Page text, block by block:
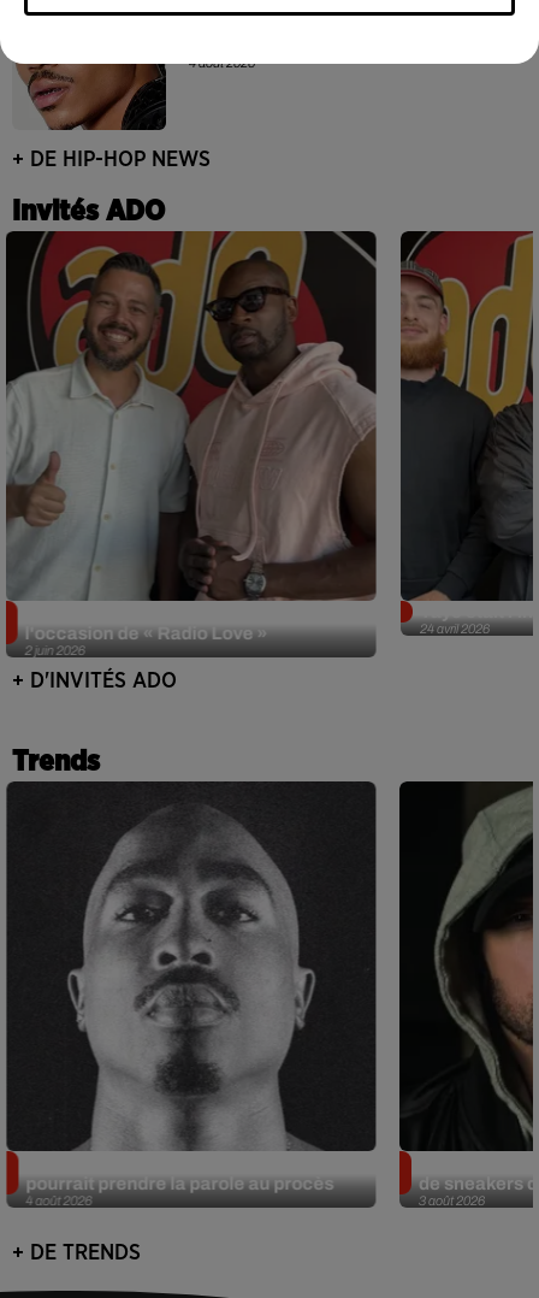
4 août 2026
+ DE HIP-HOP NEWS
Invités ADO
2 juin 2026
l'occasion de « Radio Love »
24 avril 2026
+ D'INVITÉS ADO
Trends
4 août 2026
pourrait prendre la parole au procès
3 août 2026
de sneakers
+ DE TRENDS